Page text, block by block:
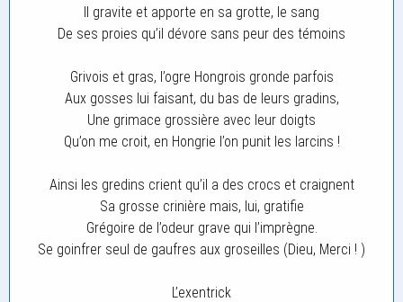
Il gravite et apporte en sa grotte, le sang
De ses proies qu’il dévore sans peur des témoins
Grivois et gras, l’ogre Hongrois gronde parfois
Aux gosses lui faisant, du bas de leurs gradins,
Une grimace grossière avec leur doigts
Qu’on me croit, en Hongrie l’on punit les larcins !
Ainsi les gredins crient qu’il a des crocs et craignent
Sa grosse crinière mais, lui, gratifie
Grégoire de l’odeur grave qui l’imprègne.
Se goinfrer seul de gaufres aux groseilles (Dieu, Merci ! )
L’exentrick